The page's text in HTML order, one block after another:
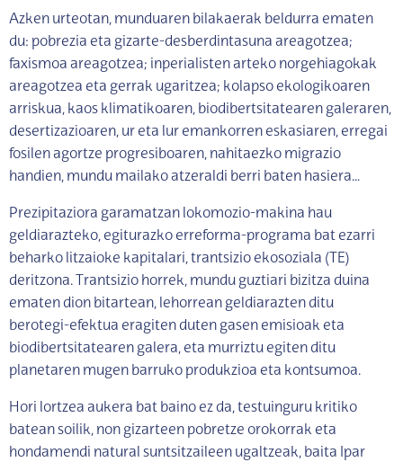
Azken urteotan, munduaren bilakaerak beldurra ematen
du: pobrezia eta gizarte-desberdintasuna areagotzea;
faxismoa areagotzea; inperialisten arteko norgehiagokak
areagotzea eta gerrak ugaritzea; kolapso ekologikoaren
arriskua, kaos klimatikoaren, biodibertsitatearen galeraren,
desertizazioaren, ur eta lur emankorren eskasiaren, erregai
fosilen agortze progresiboaren, nahitaezko migrazio
handien, mundu mailako atzeraldi berri baten hasiera…
Prezipitaziora garamatzan lokomozio-makina hau
geldiarazteko, egiturazko erreforma-programa bat ezarri
beharko litzaioke kapitalari, trantsizio ekosoziala (TE)
deritzona. Trantsizio horrek, mundu guztiari bizitza duina
ematen dion bitartean, lehorrean geldiarazten ditu
berotegi-efektua eragiten duten gasen emisioak eta
biodibertsitatearen galera, eta murriztu egiten ditu
planetaren mugen barruko produkzioa eta kontsumoa.
Hori lortzea aukera bat baino ez da, testuinguru kritiko
batean soilik, non gizarteen pobretze orokorrak eta
hondamendi natural suntsitzaileen ugaltzeak, baita Ipar